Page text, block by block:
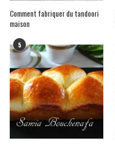
Comment fabriquer du tandoori
maison
5